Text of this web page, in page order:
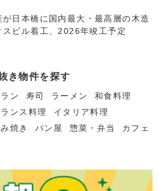
が日本橋に国内最大・最高層の木造
スビル着工、2026年竣工予定
き物件を探す
ン 寿司 ラーメン
和食料理
ンス料理
イタリア料理
焼き パン屋 惣菜・弁当
カフェ